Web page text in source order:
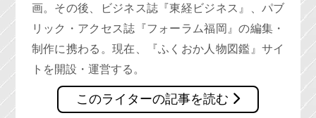
画。その後、ビジネス誌『東経ビジネス』、パブ
リック・アクセス誌『フォーラム福岡』の編集・
制作に携わる。現在、『ふくおか人物図鑑』サイ
トを開設・運営する。
このライターの記事を読む